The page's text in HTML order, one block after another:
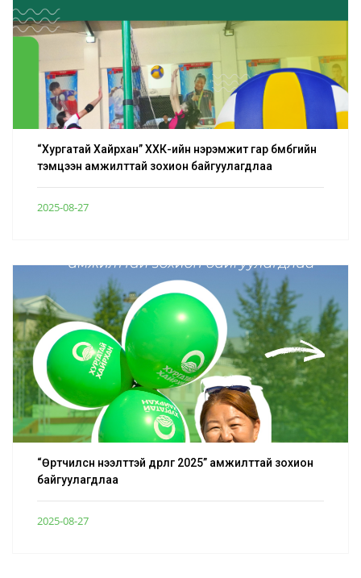
“Хургатай Хайрхан” ХХК-ийн нэрэмжит гар бөмбөгийн
тэмцээн амжилттай зохион байгуулагдлаа
2025-08-27
“Өртөөчилсөн нээлттэй өдөрлөг 2025” амжилттай зохион
байгуулагдлаа
2025-08-27